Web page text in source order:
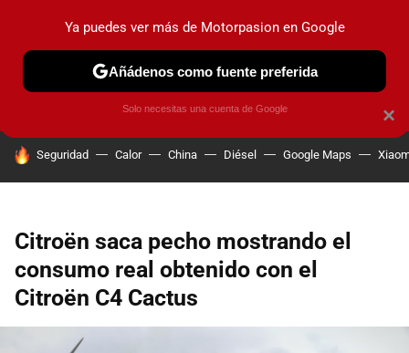
PRUEBAS COCHES ELÉCTRICOS OBSERVATORIO
HOY SE HABLA DE
Seguridad Calor China Diésel Google Maps
Citroën saca pecho mostrando el
consumo real obtenido con el
Citroën C4 Cactus
×
Ya puedes ver más de Motorpasion en Google
Añádenos como fuente preferida
Solo necesitas una cuenta de Google